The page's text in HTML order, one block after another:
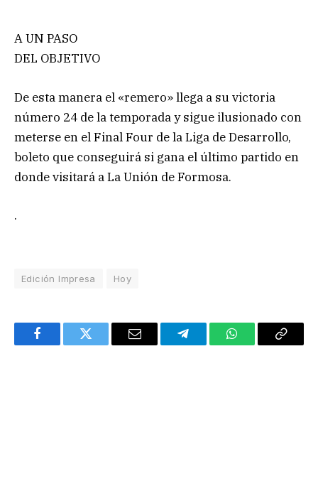
A UN PASO
DEL OBJETIVO
De esta manera el «remero» llega a su victoria
número 24 de la temporada y sigue ilusionado con
meterse en el Final Four de la Liga de Desarrollo,
boleto que conseguirá si gana el último partido en
donde visitará a La Unión de Formosa.
.
Edición Impresa Hoy
FacebookTwitter Email TelegramWhatsAppCopy